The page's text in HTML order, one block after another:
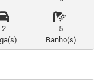
2
5
Banho(s)